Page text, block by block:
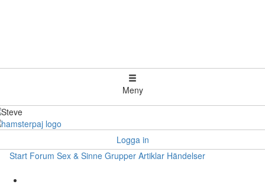
Meny
Logga in
Start Forum Sex & Sinne Grupper Artiklar Händelser